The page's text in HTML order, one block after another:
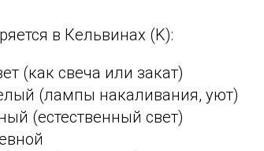
в Кельвинах (K):
(как свеча или закат)
(лампы накаливания, уют)
(естественный свет)